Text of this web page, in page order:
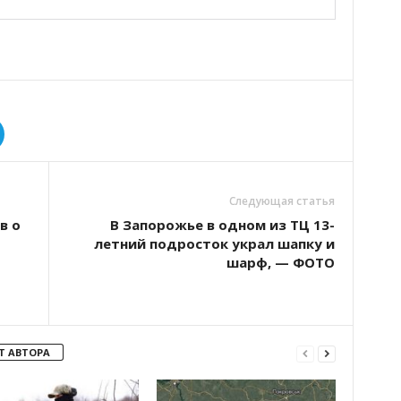
о
Следующая статья
В Запорожье в одном из ТЦ 13-
летний подросток украл шапку и
шарф, — ФОТО
АВТОРА